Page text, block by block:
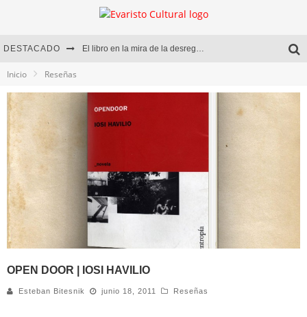
DESTACADO El libro en la mira de la desregulación
Diego Meret | Hotel Acapulco
Inicio Reseñas
OPEN DOOR | IOSI HAVILIO
Esteban Bitesnik junio 18, 2011 Reseñas